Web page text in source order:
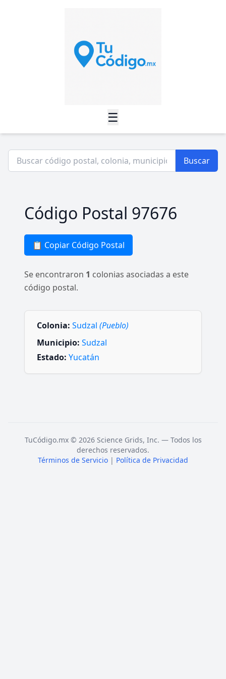
☰
Buscar
Código Postal 97676
📋 Copiar Código Postal
Se encontraron 1 colonias asociadas a este
código postal.
Colonia: Sudzal (Pueblo)
Municipio: Sudzal
Estado: Yucatán
TuCódigo.mx © 2026 Science Grids, Inc. — Todos los
derechos reservados.
Términos de Servicio | Política de Privacidad